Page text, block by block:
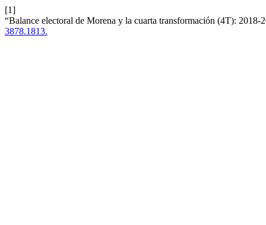
[1]
“Balance electoral de Morena y la cuarta transformación (4T): 2018-
3878.1813.